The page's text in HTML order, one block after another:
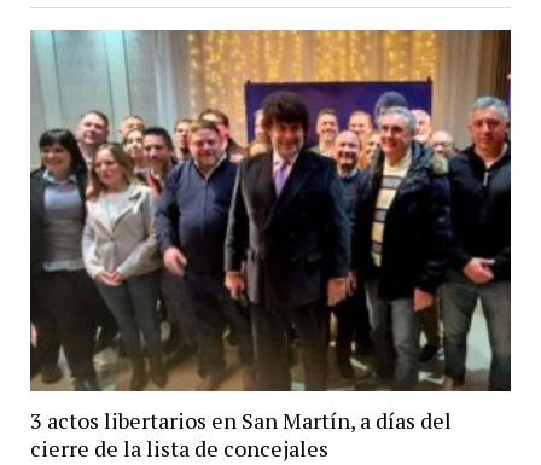
3 actos libertarios en San Martín, a días del
cierre de la lista de concejales